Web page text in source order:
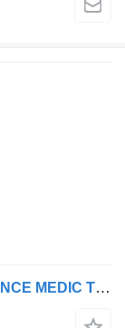
Volkswagen TRANSPORTER AMBULANCE MEDIC TRUCK